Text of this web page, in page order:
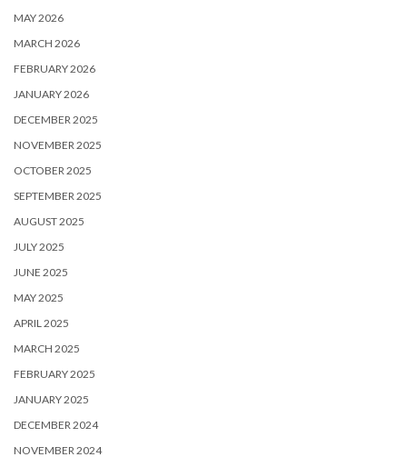
MAY 2026
MARCH 2026
FEBRUARY 2026
JANUARY 2026
DECEMBER 2025
NOVEMBER 2025
OCTOBER 2025
SEPTEMBER 2025
AUGUST 2025
JULY 2025
JUNE 2025
MAY 2025
APRIL 2025
MARCH 2025
FEBRUARY 2025
JANUARY 2025
DECEMBER 2024
NOVEMBER 2024